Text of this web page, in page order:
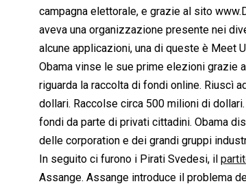
campagna elettorale, e grazie al sito
aveva una organizzazione presente nei
alcune applicazioni, una di queste è Meet
Obama vinse le sue prime elezioni grazie
riguarda la raccolta di fondi online. Riuscì
dollari. Raccolse circa 500 milioni di
fondi da parte di privati cittadini. Obama
delle corporation e dei grandi gruppi
In seguito ci furono i Pirati Svedesi, il
Assange. Assange introduce il problema